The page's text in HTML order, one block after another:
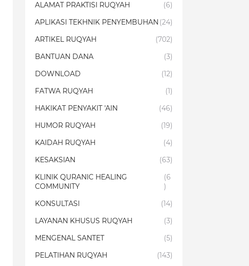
ALAMAT PRAKTISI RUQYAH
(6)
APLIKASI TEKHNIK PENYEMBUHAN (24)
ARTIKEL RUQYAH
(702)
BANTUAN DANA
(3)
DOWNLOAD
(12)
FATWA RUQYAH
(1)
HAKIKAT PENYAKIT 'AIN
(46)
HUMOR RUQYAH
(19)
KAIDAH RUQYAH
(4)
KESAKSIAN
(63)
KLINIK QURANIC HEALING
COMMUNITY
(6
)
KONSULTASI
(14)
LAYANAN KHUSUS RUQYAH
(3)
MENGENAL SANTET
(5)
PELATIHAN RUQYAH
(143)